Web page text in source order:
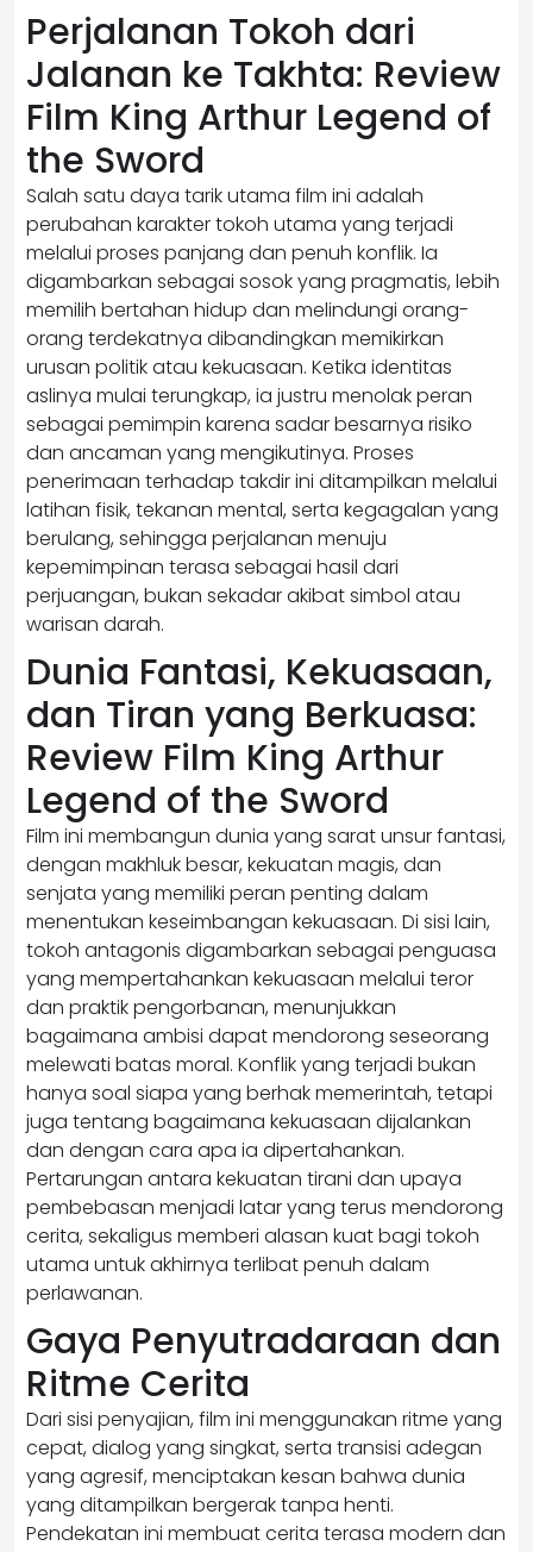
Perjalanan Tokoh dari
Jalanan ke Takhta: Review
Film King Arthur Legend of
the Sword
Salah satu daya tarik utama film ini adalah
perubahan karakter tokoh utama yang terjadi
melalui proses panjang dan penuh konflik. Ia
digambarkan sebagai sosok yang pragmatis, lebih
memilih bertahan hidup dan melindungi orang-
orang terdekatnya dibandingkan memikirkan
urusan politik atau kekuasaan. Ketika identitas
aslinya mulai terungkap, ia justru menolak peran
sebagai pemimpin karena sadar besarnya risiko
dan ancaman yang mengikutinya. Proses
penerimaan terhadap takdir ini ditampilkan melalui
latihan fisik, tekanan mental, serta kegagalan yang
berulang, sehingga perjalanan menuju
kepemimpinan terasa sebagai hasil dari
perjuangan, bukan sekadar akibat simbol atau
warisan darah.
Dunia Fantasi, Kekuasaan,
dan Tiran yang Berkuasa:
Review Film King Arthur
Legend of the Sword
Film ini membangun dunia yang sarat unsur fantasi,
dengan makhluk besar, kekuatan magis, dan
senjata yang memiliki peran penting dalam
menentukan keseimbangan kekuasaan. Di sisi lain,
tokoh antagonis digambarkan sebagai penguasa
yang mempertahankan kekuasaan melalui teror
dan praktik pengorbanan, menunjukkan
bagaimana ambisi dapat mendorong seseorang
melewati batas moral. Konflik yang terjadi bukan
hanya soal siapa yang berhak memerintah, tetapi
juga tentang bagaimana kekuasaan dijalankan
dan dengan cara apa ia dipertahankan.
Pertarungan antara kekuatan tirani dan upaya
pembebasan menjadi latar yang terus mendorong
cerita, sekaligus memberi alasan kuat bagi tokoh
utama untuk akhirnya terlibat penuh dalam
perlawanan.
Gaya Penyutradaraan dan
Ritme Cerita
Dari sisi penyajian, film ini menggunakan ritme yang
cepat, dialog yang singkat, serta transisi adegan
yang agresif, menciptakan kesan bahwa dunia
yang ditampilkan bergerak tanpa henti.
Pendekatan ini membuat cerita terasa modern dan